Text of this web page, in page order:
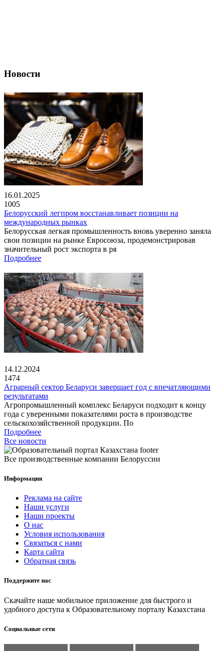
Новости
16.01.2025
1005
Белорусский легпром восстанавливает позиции на
международных рынках
Белорусская легкая промышленность вновь уверенно заняла
свои позиции на рынке Евросоюза, продемонстрировав
значительный рост экспорта в ря
Подробнее
14.12.2024
1474
Аграрный сектор Беларуси завершает год с впечатляющими
результатами
Агропромышленный комплекс Беларуси подходит к концу
года с уверенными показателями роста в производстве
сельскохозяйственной продукции. По
Подробнее
Все новости
Все производственные компании Белоруссии
Информация
Реклама на сайте
Наши услуги
Наши проекты
О нас
Условия использования
Связаться с нами
Карта сайта
Обратная связь
Поддержите нас
Скачайте наше мобильное приложение для быстрого и
удобного доступа к Образовательному порталу Казахстана
Социальные сети